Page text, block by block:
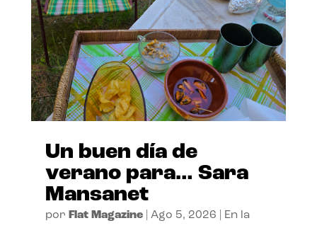
Un buen día de
verano para… Sara
Mansanet
por Flat Magazine| Ago 5, 2026
En la